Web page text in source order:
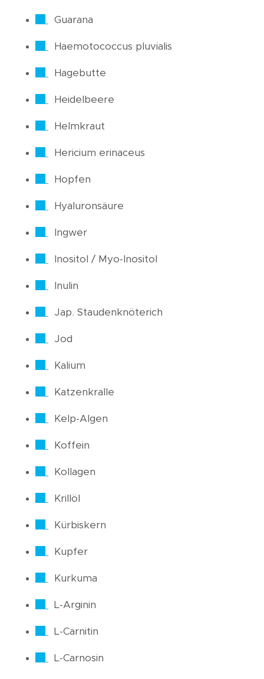
Guarana
Haemotococcus pluvialis
Hagebutte
Heidelbeere
Helmkraut
Hericium erinaceus
Hopfen
Hyaluronsäure
Ingwer
Inositol / Myo-Inositol
Inulin
Jap. Staudenknöterich
Jod
Kalium
Katzenkralle
Kelp-Algen
Koffein
Kollagen
Krillöl
Kürbiskern
Kupfer
Kurkuma
L-Arginin
L-Carnitin
L-Carnosin